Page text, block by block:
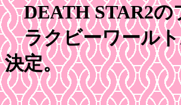
DEATH STAR2の
ラクビーワールト
決定。